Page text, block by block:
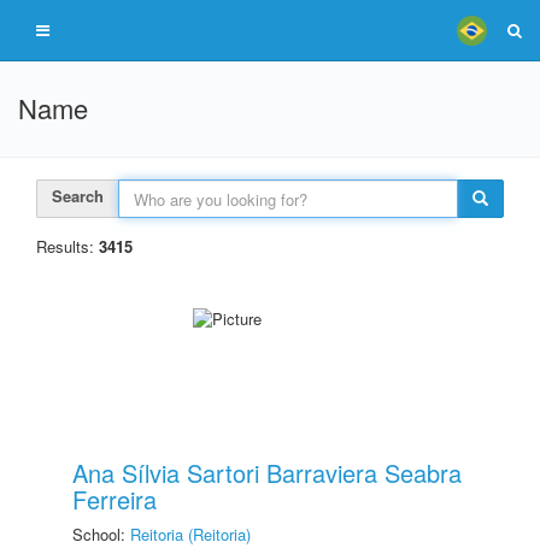
Name
Search
Results: 3415
Ana Sílvia Sartori Barraviera Seabra
Ferreira
School: Reitoria (Reitoria)